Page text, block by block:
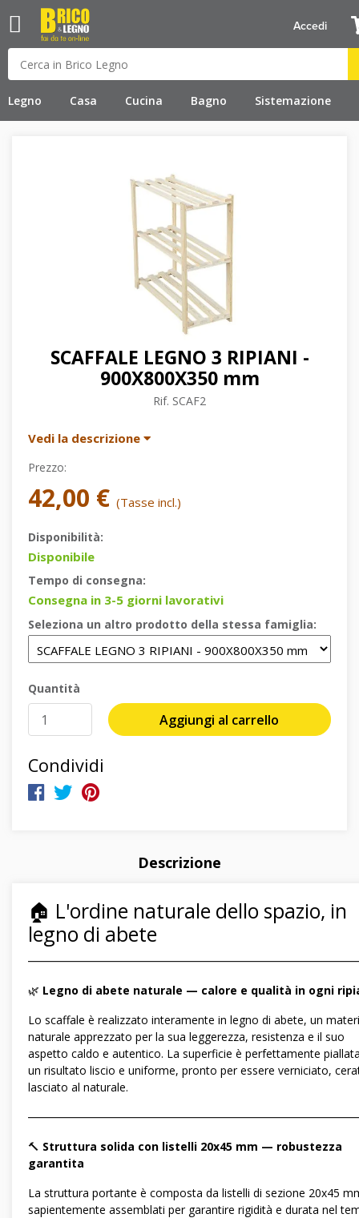
Legno Casa Cucina Bagno Sistemazione
Accedi
SCAFFALE LEGNO 3 RIPIANI -
900X800X350 mm
Rif. SCAF2
Vedi la descrizione
Prezzo:
42,00 € (Tasse incl.)
Disponibilità:
Disponibile
Tempo di consegna:
Consegna in 3-5 giorni lavorativi
Seleziona un altro prodotto della stessa famiglia:
Quantità
Aggiungi al carrello
Condividi
Descrizione
🏠 L'ordine naturale dello spazio, in
legno di abete
🌿 Legno di abete naturale — calore e qualità in ogni
Lo scaffale è realizzato interamente in legno di abete, un
naturale apprezzato per la sua leggerezza, resistenza e il suo
aspetto caldo e autentico. La superficie è perfettamente
un risultato liscio e uniforme, pronto per essere verniciato,
lasciato al naturale.
🔨 Struttura solida con listelli 20x45 mm — robustezza
garantita
La struttura portante è composta da listelli di sezione 20x45
sapientemente assemblati per garantire rigidità e durata nel